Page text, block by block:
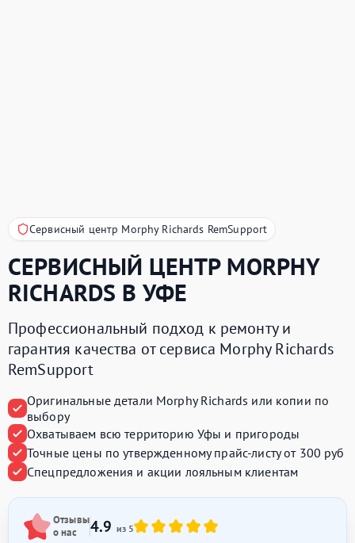
Сервисный центр Morphy Richards RemSupport
СЕРВИСНЫЙ ЦЕНТР MORPHY
RICHARDS В УФЕ
Профессиональный подход к ремонту и
гарантия качества от сервиса Morphy Richards
RemSupport
Оригинальные детали Morphy Richards или копии по
выбору
Охватываем всю территорию Уфы и пригороды
Точные цены по утвержденному прайс-листу от 300 руб
Спецпредложения и акции лояльным клиентам
Отзывы
о нас
4.9 из 5